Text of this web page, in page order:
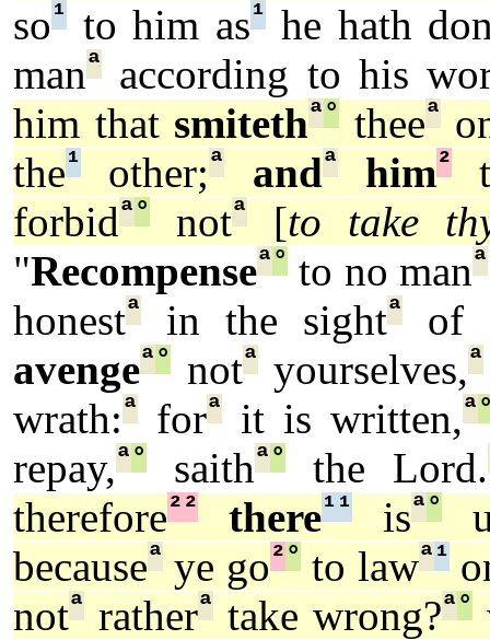
so¹ to him as¹he hath
manª
according to his
him that smitethª° theeª
the¹ other;ª andª him²
forbidª° notª [to take
"Recompenseª° to no manª
honestª in the sightª
of
avengeª° notªyourselves,ª
wrath:ª forªit is written,ª
repay,ª° saithª° the Lord.
therefore²² there¹ ¹isª°
becauseª ye go²°to lawª¹
notª ratherª take wrong?ª°